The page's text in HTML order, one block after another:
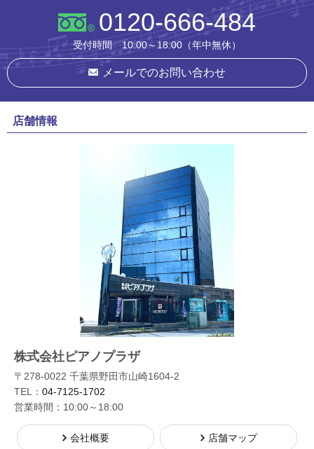
0120-666-484
受付時間 10:00～18:00（年中無休）
メールでのお問い合わせ
店舗情報
株式会社ピアノプラザ
〒278-0022 千葉県野田市山崎1604-2
TEL： 04-7125-1702
営業時間：10:00～18:00
会社概要 店舗マップ